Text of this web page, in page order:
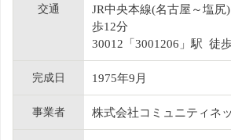
交通
JR中央本線(名古屋～塩
歩12分
30012「3001206」駅 徒
完成日 1975年9月
事業者 株式会社コミュニティネ